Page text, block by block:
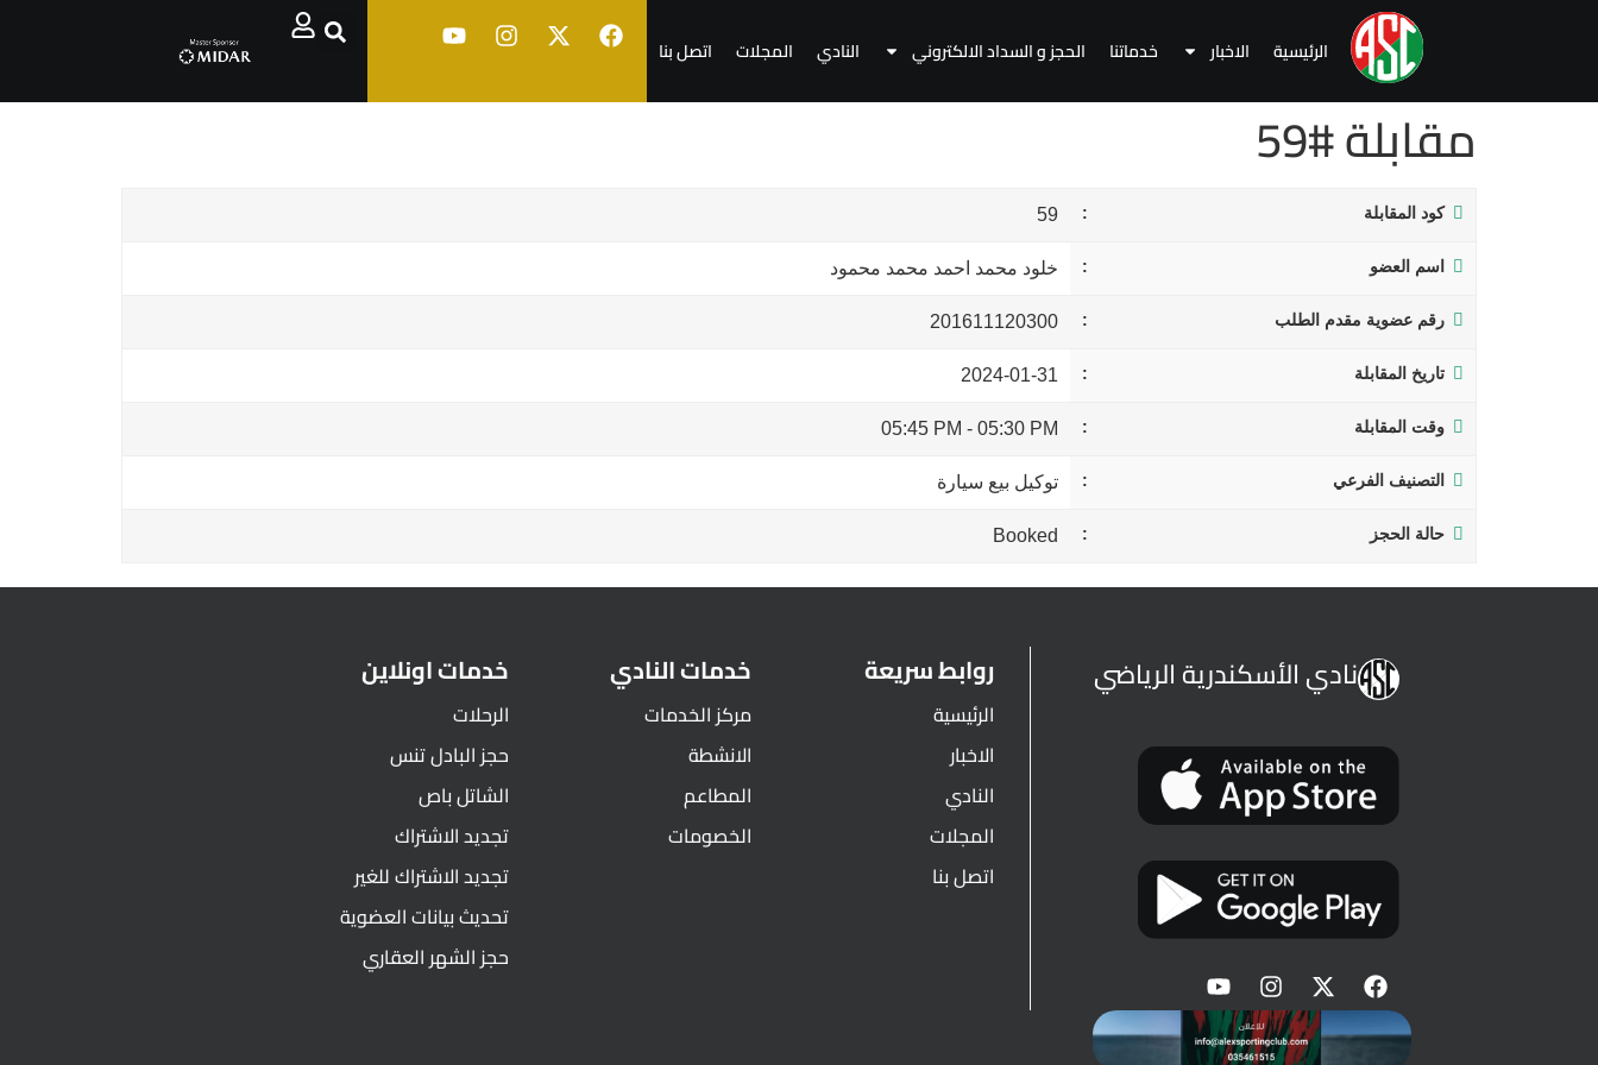
الرئيسية الاخبار خدماتنا الحجز و السداد الالكتروني النادي المجلات اتصل بنا
مقابلة #59
كود المقابلة 59
اسم العضو خلود محمد احمد محمد محمود
رقم عضوية مقدم الطلب 201611120300
تاريخ المقابلة 2024-01-31
وقت المقابلة 05:30 PM
-
05:45 PM
التصنيف الفرعي توكيل بيع سيارة
حالة الحجز Booked
نادي الأسكندرية الرياضي روابط سريعة
الرئيسية
الاخبار
النادي
المجلات
اتصل بنا
خدمات النادي
مركز الخدمات
الانشطة
المطاعم
الخصومات
خدمات اونلاين
الرحلات
حجز البادل تنس
الشاتل باص
تجديد الاشتراك
تجديد الاشتراك للغير
تحديث بيانات العضوية
حجز الشهر العقاري